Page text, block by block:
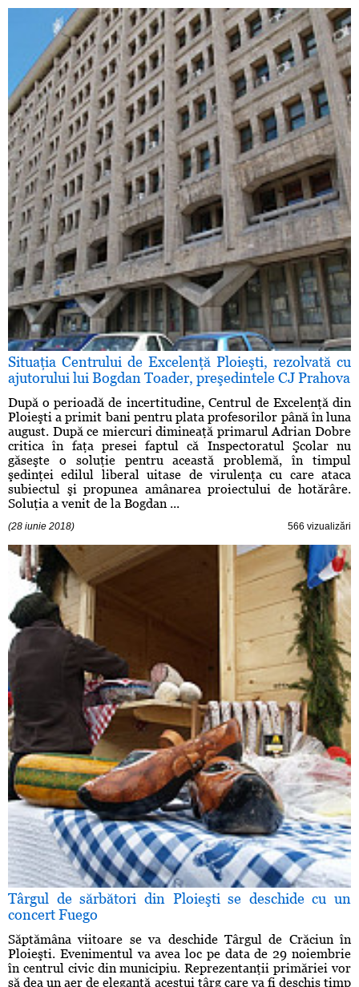
Situaţia Centrului de Excelenţă Ploieşti, rezolvată cu
ajutorului lui Bogdan Toader, preşedintele CJ Prahova
După o perioadă de incertitudine, Centrul de Excelenţă din
Ploieşti a primit bani pentru plata profesorilor până în luna
august. După ce miercuri dimineaţă primarul Adrian Dobre
critica în faţa presei faptul că Inspectoratul Şcolar nu
găseşte o soluţie pentru această problemă, în timpul
şedinţei edilul liberal uitase de virulenţa cu care ataca
subiectul şi propunea amânarea proiectului de hotărâre.
Soluţia a venit de la Bogdan ...
(28 iunie 2018) 566 vizualizări
Târgul de sărbători din Ploieşti se deschide cu un
concert Fuego
Săptămâna viitoare se va deschide Târgul de Crăciun în
Ploieşti. Evenimentul va avea loc pe data de 29 noiembrie
în centrul civic din municipiu. Reprezentanţii primăriei vor
să dea un aer de eleganţă acestui târg care va fi deschis timp